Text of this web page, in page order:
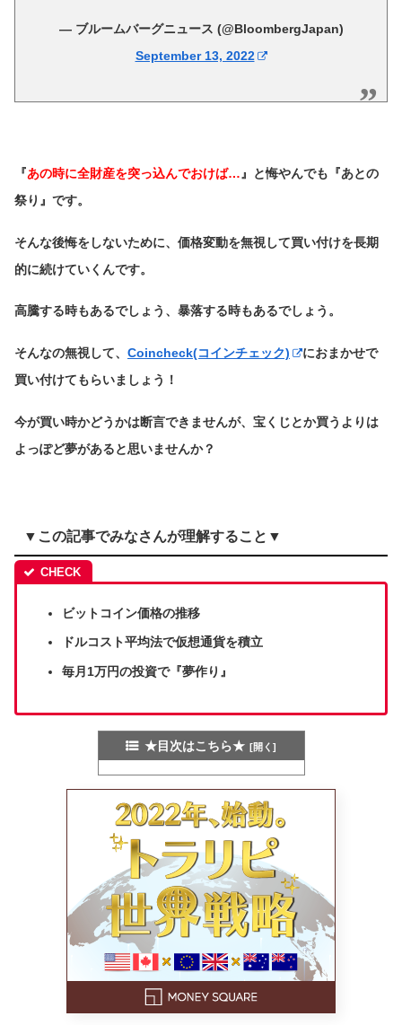
— ブルームバーグニュース (@BloombergJapan)
September 13, 2022
『あの時に全財産を突っ込んでおけば… 』と悔やんでも『あとの
祭り』です。
そんな後悔をしないために、価格変動を無視して買い付けを長期
的に続けていくんです。
高騰する時もあるでしょう、暴落する時もあるでしょう。
そんなの無視して、 Coincheck(コインチェック)
におまかせで
買い付けてもらいましょう！
今が買い時かどうかは断言できませんが、宝くじとか買うよりは
よっぽど夢があると思いませんか？
▼この記事でみなさんが理解すること▼
ビットコイン価格の推移
ドルコスト平均法で仮想通貨を積立
毎月1万円の投資で『夢作り』
★目次はこちら★